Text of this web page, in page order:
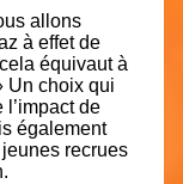
allons
à effet de
équivaut à
Un choix qui
de
également
recrues